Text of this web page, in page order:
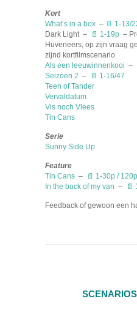
Kort
What’s in a box – 📄 1-13/
Dark Light –
📄 1-19p –
Huveneers, op zijn vraag
zijnd kortfilmscenario
Als een leeuwinnenkooi –
Seizoen 2 –
📄 1-16/47
Teen of Tander
Vervaldatum
Vis noch Vlees
Tin Cans
Serie
Sunny Side Up
Feature
Tin Cans –
📄 1-30p / 120p
In the back of my van – 📄
Feedback of gewoon een